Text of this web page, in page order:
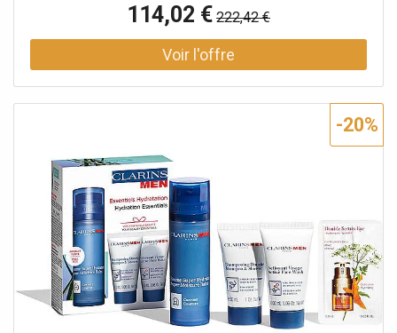
technologie Bosch Carbide Technology Perçage du béton
armé avec une tete entierement en carbure a 4 taillants
Convient a tous les marteaux burineurs SDS plus Longue
3Assemblage ultra-résistant de la tete au corps du foret
grâce au procédé spécial de soudage Bosch EXPERT SDS
plus-7X pour une longue durée de vie pour le perçage
dans le béton armé Le perçage de trous dans le béton
armé est un travail difficile, qui peut causer beaucoup de
dégâts aux forets lors du perçage. Les forets a deux
taillants peuvent rester coincés dans les fers d'armature
et finissent par se casser. La tete entierement en carbure
du foret EXPERT SDS plus-7X est d'une conception
avancée a 4 taillants, réalisée en une seule piece, dans un
114,02 € 222,42 €
-20%